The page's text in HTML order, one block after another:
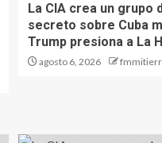
La CIA crea un grupo
secreto sobre Cuba
Trump presiona a La
agosto 6, 2026